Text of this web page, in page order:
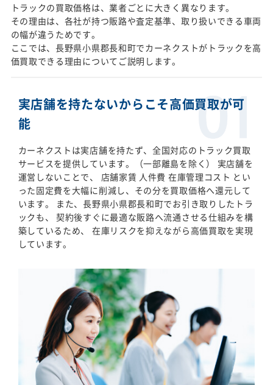
トラックの買取価格は、業者ごとに大きく異なります。
その理由は、各社が持つ販路や査定基準、取り扱いできる車両
の幅が違うためです。
ここでは、長野県小県郡長和町でカーネクストがトラックを高
価買取できる理由についてご説明します。
実店舗を持たないからこそ高価買取が可
能
カーネクストは実店舗を持たず、全国対応のトラック買取
サービスを提供しています。（一部離島を除く） 実店舗を
運営しないことで、 店舗家賃 人件費 在庫管理コスト とい
った固定費を大幅に削減し、その分を買取価格へ還元して
います。 また、長野県小県郡長和町でお引き取りしたトラ
ックも、 契約後すぐに最適な販路へ流通させる仕組みを構
築しているため、 在庫リスクを抑えながら高価買取を実現
しています。